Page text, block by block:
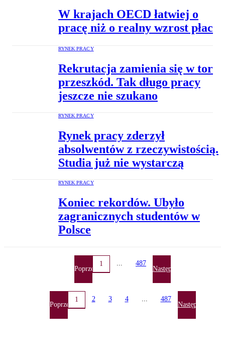
W krajach OECD łatwiej o
pracę niż o realny wzrost płac
RYNEK PRACY
Rekrutacja zamienia się w tor
przeszkód. Tak długo pracy
jeszcze nie szukano
RYNEK PRACY
Rynek pracy zderzył
absolwentów z rzeczywistością.
Studia już nie wystarczą
RYNEK PRACY
Koniec rekordów. Ubyło
zagranicznych studentów w
Polsce
Poprzednia
1 487
Następna
Poprzednia
1 2 3 4 487
Następna